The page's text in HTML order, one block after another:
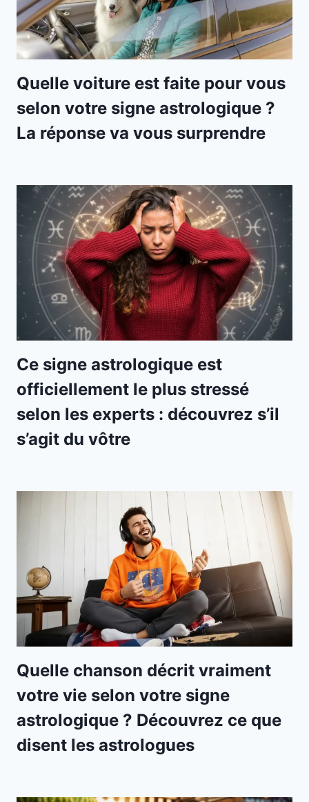
Quelle voiture est faite pour vous
selon votre signe astrologique ?
La réponse va vous surprendre
Ce signe astrologique est
officiellement le plus stressé
selon les experts : découvrez s’il
s’agit du vôtre
Quelle chanson décrit vraiment
votre vie selon votre signe
astrologique ? Découvrez ce que
disent les astrologues